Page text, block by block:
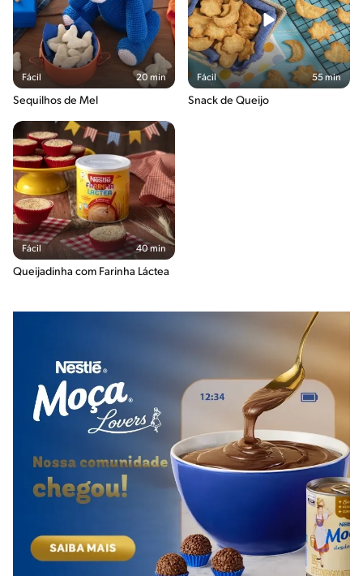
Fácil 20 min
Sequilhos de Mel
Fácil 55 min
Snack de Queijo
Fácil 40 min
Queijadinha com Farinha Láctea